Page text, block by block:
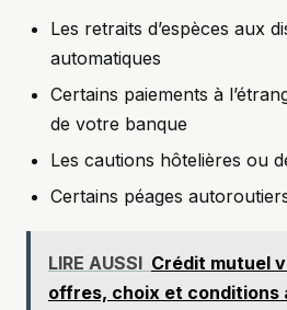
Les retraits d’espèces aux
automatiques
Certains paiements à
de votre banque
Les cautions hôtelières ou
Certains péages
LIRE AUSSI Crédit mutuel
offres, choix et conditions